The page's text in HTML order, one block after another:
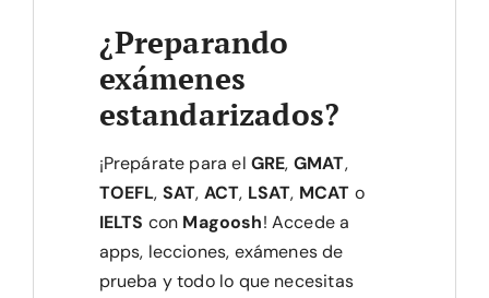
¿Preparando
exámenes
estandarizados?
¡Prepárate para el GRE, GMAT,
TOEFL, SAT, ACT, LSAT, MCAT o
IELTS con Magoosh! Accede a
apps, lecciones, exámenes de
prueba y todo lo que necesitas